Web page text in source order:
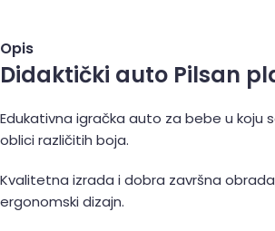
Opis
Didaktički auto Pilsan
Edukativna igračka auto za bebe u koju
oblici različitih boja.
Kvalitetna izrada i dobra završna
ergonomski dizajn.